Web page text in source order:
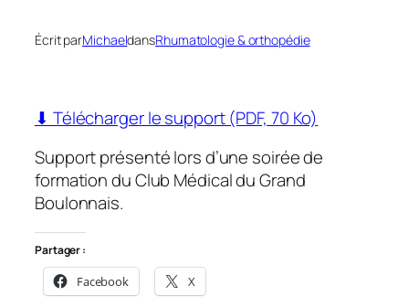
Écrit parMichaeldansRhumatologie & orthopédie
⬇ Télécharger le support (PDF, 70 Ko)
Support présenté lors d’une soirée de
formation du Club Médical du Grand
Boulonnais.
Partager :
Facebook X